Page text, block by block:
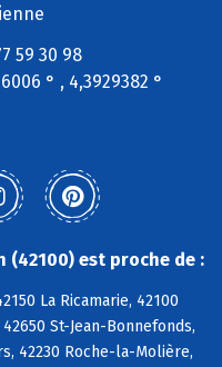
59 30 98
° , 4,3929382 °
(42100) est proche de :
La Ricamarie, 42100
St-Jean-Bonnefonds,
42230 Roche-la-Molière,